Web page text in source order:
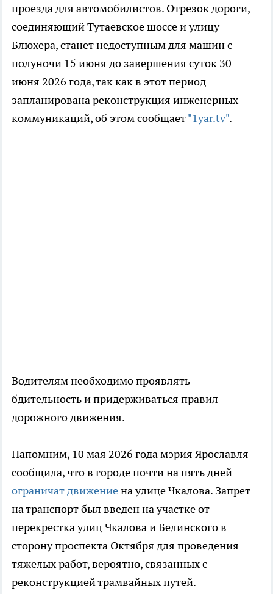
проезда для автомобилистов. Отрезок дороги,
соединяющий Тутаевское шоссе и улицу
Блюхера, станет недоступным для машин с
полуночи 15 июня до завершения суток 30
июня 2026 года, так как в этот период
запланирована реконструкция инженерных
коммуникаций, об этом сообщает"1yar.tv".
Водителям необходимо проявлять
бдительность и придерживаться правил
дорожного движения.
Напомним, 10 мая 2026 года мэрия Ярославля
сообщила, что в городе почти на пять дней
ограничат движениена улице Чкалова. Запрет
на транспорт был введен на участке от
перекрестка улиц Чкалова и Белинского в
сторону проспекта Октября для проведения
тяжелых работ, вероятно, связанных с
реконструкцией трамвайных путей.